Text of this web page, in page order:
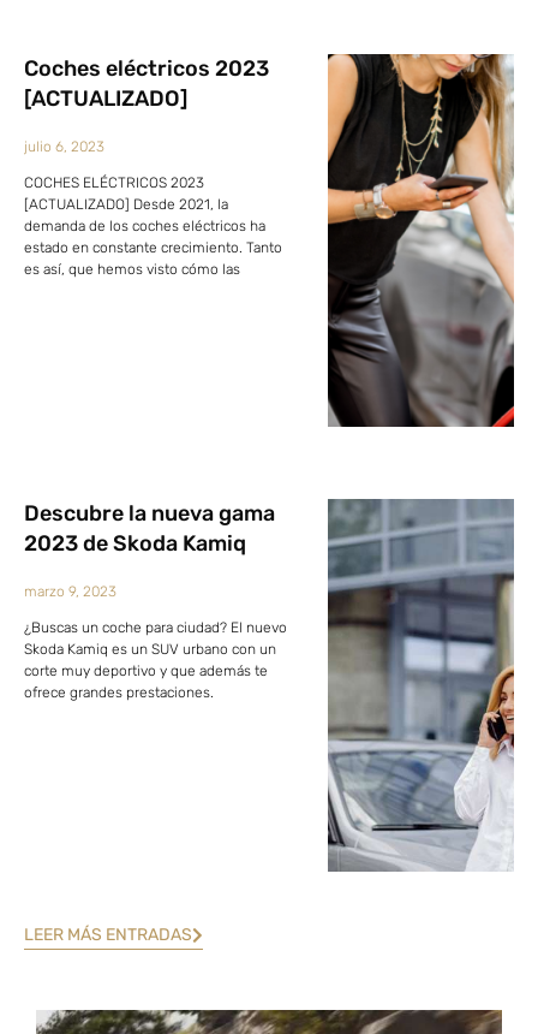
Coches eléctricos 2023
[ACTUALIZADO]
julio 6, 2023
COCHES ELÉCTRICOS 2023
[ACTUALIZADO] Desde 2021, la
demanda de los coches eléctricos ha
estado en constante crecimiento. Tanto
es así, que hemos visto cómo las
Descubre la nueva gama
2023 de Skoda Kamiq
marzo 9, 2023
¿Buscas un coche para ciudad? El nuevo
Skoda Kamiq es un SUV urbano con un
corte muy deportivo y que además te
ofrece grandes prestaciones.
LEER MÁS ENTRADAS